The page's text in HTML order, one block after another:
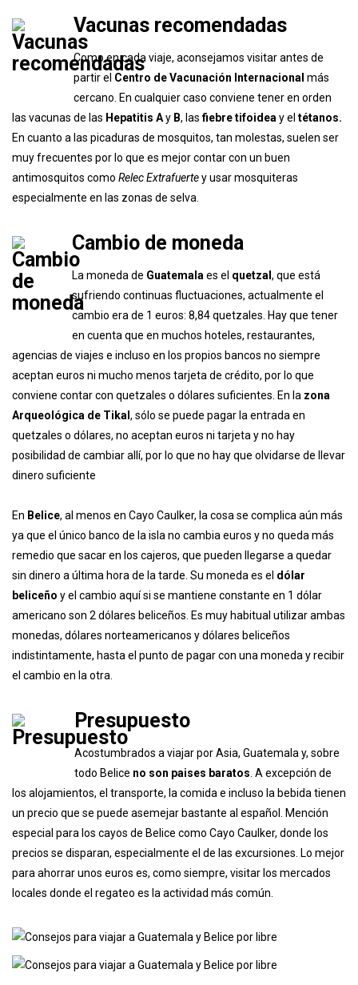
Vacunas recomendadas
Como en cada viaje, aconsejamos visitar antes de
partir el Centro de Vacunación Internacional más
cercano. En cualquier caso conviene tener en orden
las vacunas de las Hepatitis Ay B, lasfiebre tifoidea y el tétanos.
En cuanto a las picaduras de mosquitos, tan molestas, suelen ser
muy frecuentes por lo que es mejor contar con un buen
antimosquitos como Relec Extrafuertey usar mosquiteras
especialmente en las zonas de selva.
Cambio de moneda
La moneda de Guatemala es el quetzal , que está
sufriendo continuas fluctuaciones, actualmente el
cambio era de 1 euros: 8,84 quetzales. Hay que tener
en cuenta que en muchos hoteles, restaurantes,
agencias de viajes e incluso en los propios bancos no siempre
aceptan euros ni mucho menos tarjeta de crédito, por lo que
conviene contar con quetzales o dólares suficientes. En la zona
Arqueológica de Tikal , sólo se puede pagar la entrada en
quetzales o dólares, no aceptan euros ni tarjeta y no hay
posibilidad de cambiar allí, por lo que no hay que olvidarse de llevar
dinero suficiente
En Belice, al menos en Cayo Caulker, la cosa se complica aún más
ya que el único banco de la isla no cambia euros y no queda más
remedio que sacar en los cajeros, que pueden llegarse a quedar
sin dinero a última hora de la tarde. Su moneda es el dólar
beliceño y el cambio aquí si se mantiene constante en 1 dólar
americano son 2 dólares beliceños. Es muy habitual utilizar ambas
monedas, dólares norteamericanos y dólares beliceños
indistintamente, hasta el punto de pagar con una moneda y recibir
el cambio en la otra.
Presupuesto
Acostumbrados a viajar por Asia, Guatemala y, sobre
todo Belice no son paises baratos . A excepción de
los alojamientos, el transporte, la comida e incluso la bebida tienen
un precio que se puede asemejar bastante al español. Mención
especial para los cayos de Belice como Cayo Caulker, donde los
precios se disparan, especialmente el de las excursiones. Lo mejor
para ahorrar unos euros es, como siempre, visitar los mercados
locales donde el regateo es la actividad más común.